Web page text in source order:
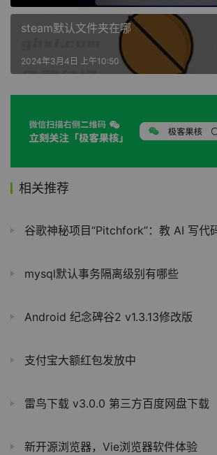
steam默认文件夹在哪
2024年3月4日 上午10:50
相关推荐
谷歌神秘项目“Pitchfork”：教 AI 写代
mysql默认事务隔离级别有哪些
Android 纪念碑谷2 v1.3.13修改版
支付宝大额红包发放中
雷鸟下载 v3.0.0 第三方百度网盘下载
新开源浏览器，Vie浏览器软件体验